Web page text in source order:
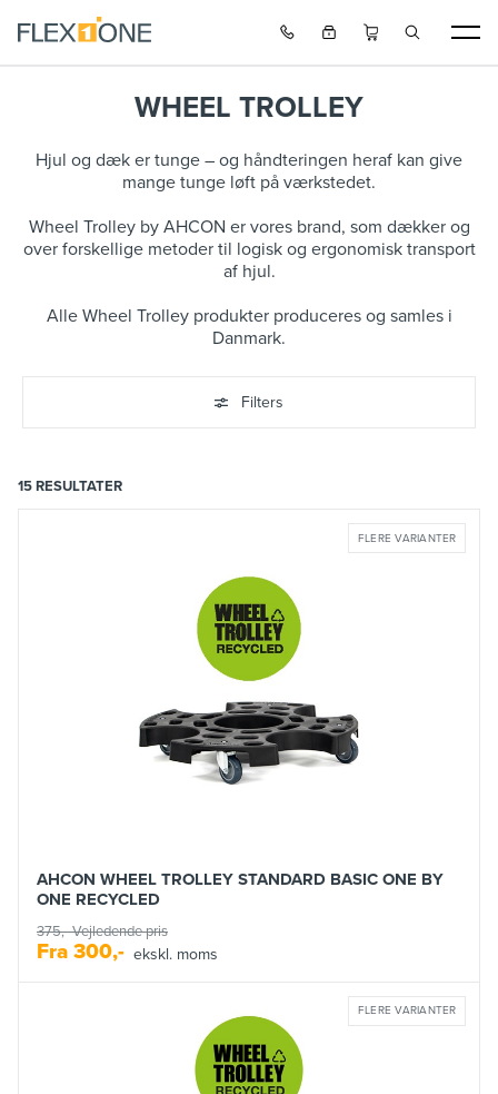
WHEEL TROLLEY
Hjul og dæk er tunge – og håndteringen heraf kan give
mange tunge løft på værkstedet.
Wheel Trolley by AHCON er vores brand, som dækker og
over forskellige metoder til logisk og ergonomisk transport
af hjul.
Alle Wheel Trolley produkter produceres og samles i
Danmark.
Filters
15RESULTATER
AHCON WHEEL TROLLEY STANDARD BASIC ONE BY
ONE RECYCLED
375,-Vejledende pris
Fra 300,- ekskl. moms
FLERE VARIANTER
FLERE VARIANTER